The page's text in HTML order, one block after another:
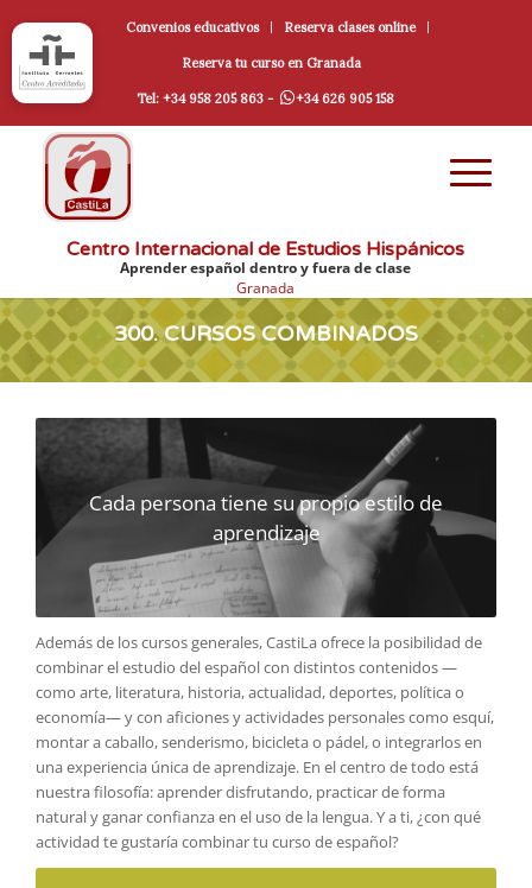
Convenios educativos Reserva clases online
Reserva tu curso en Granada
Tel: +34 958 205 863 - +34 626 905 158
Centro Internacional de Estudios Hispánicos
Aprender español dentro y fuera de clase
Granada
300. CURSOS COMBINADOS
Cada persona tiene su propio estilo de
aprendizaje
Además de los cursos generales, CastiLa ofrece la posibilidad de
combinar el estudio del español con distintos contenidos —
como arte, literatura, historia, actualidad, deportes, política o
economía— y con aficiones y actividades personales como esquí,
montar a caballo, senderismo, bicicleta o pádel, o integrarlos en
una experiencia única de aprendizaje. En el centro de todo está
nuestra filosofía: aprender disfrutando, practicar de forma
natural y ganar confianza en el uso de la lengua. Y a ti, ¿con qué
actividad te gustaría combinar tu curso de español?